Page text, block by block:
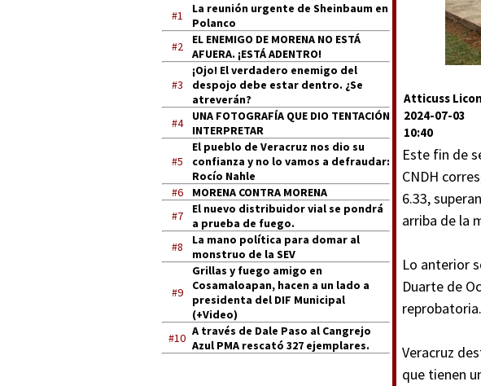
#1
La reunión urgente de Sheinbaum en
Polanco
#2
EL ENEMIGO DE MORENA NO ESTÁ
AFUERA. ¡ESTÁ ADENTRO!
#3
¡Ojo! El verdadero enemigo del
despojo debe estar dentro. ¿Se
atreverán?
#4
UNA FOTOGRAFÍA QUE DIO TENTACIÓN
INTERPRETAR
#5
El pueblo de Veracruz nos dio su
confianza y no lo vamos a defraudar:
Rocío Nahle
#6
MORENA CONTRA MORENA
#7
El nuevo distribuidor vial se pondrá
a prueba de fuego.
#8
La mano política para domar al
monstruo de la SEV
#9
Grillas y fuego amigo en
Cosamaloapan, hacen a un lado a
presidenta del DIF Municipal
(+Video)
#10 A través de Dale Paso al Cangrejo
Azul PMA rescató 327 ejemplares.
Atticuss
2024-07-03
10:40
Este fin de
CNDH
6.33,
arriba de la
Lo anterior
Duarte de
reprobatoria.
Veracruz
que tienen